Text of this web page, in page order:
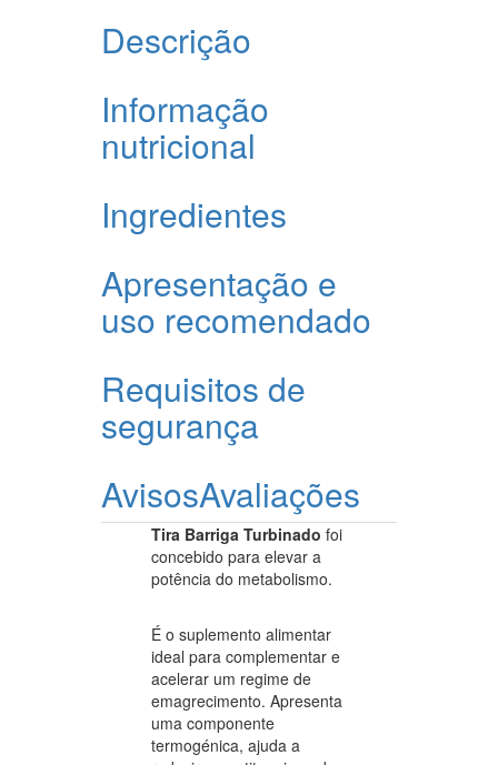
Descrição
Informação
nutricional
Ingredientes
Apresentação e
uso recomendado
Requisitos de
segurança
AvisosAvaliações
Tira Barriga Turbinado foi
concebido para elevar a
potência do metabolismo.
É o suplemento alimentar
ideal para complementar e
acelerar um regime de
emagrecimento. Apresenta
uma componente
termogénica, ajuda a